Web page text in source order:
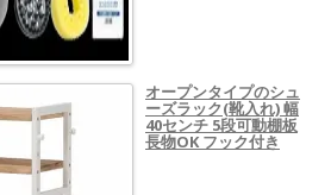
オープンタイプのシュ
ーズラック(靴入れ) 幅
40センチ 5段可動棚板
長物OK フック付き